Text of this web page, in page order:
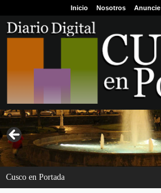
Inicio Nosotros Anuncie
Cusco en Portada